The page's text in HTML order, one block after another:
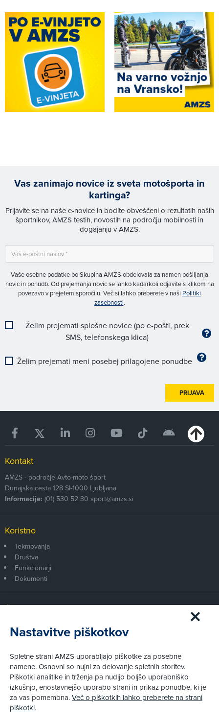
Vas zanimajo novice iz sveta motošporta in
kartinga?
Prijavite se na naše e-novice in bodite obveščeni o rezultatih naših
športnikov, AMZS testih, novostih na področju mobilnosti in
dogajanju v AMZS.
Vaše osebne podatke bo Skupina AMZS obdelovala za namen pošiljanja
novic in ponudb. Od prejemanja novic se lahko kadarkoli odjavite s klikom na
povezavo v prejetem sporočilu. Več si lahko preberete v naši Politiki
zasebnosti.
Želim prejemati splošne novice (po e-pošti, prek
SMS, telefonskega klica)
Želim prejemati meni posebej prilagojene ponudbe
PRIJAVA
Kontakt
AMZS - področje Avto-moto šport
Dunajska cesta 128 SI-1000 Ljubljana
Informacije: (01) 530 52 30 sport@amzs.si
Koristno
Tekmovanja
Društva
Funkcionarji
Dokumenti
Postanite član AMZS
Zakaj (p)ostati član?
Kako vam pomagamo
Pravni vidiki
Piškotki
Nastavitve piškotkov
Spletne strani AMZS uporabljajo piškotke za posebne
namene. Osnovni so nujni za delovanje spletnih storitev.
Piškotki analitike in trženja pa nudijo boljšo uporabniško
izkušnjo, enostavnejšo uporabo strani in prikaz ponudbe, ki je
za vas pomembna.Več o piškotkih lahko preberete na strani
piškotki.